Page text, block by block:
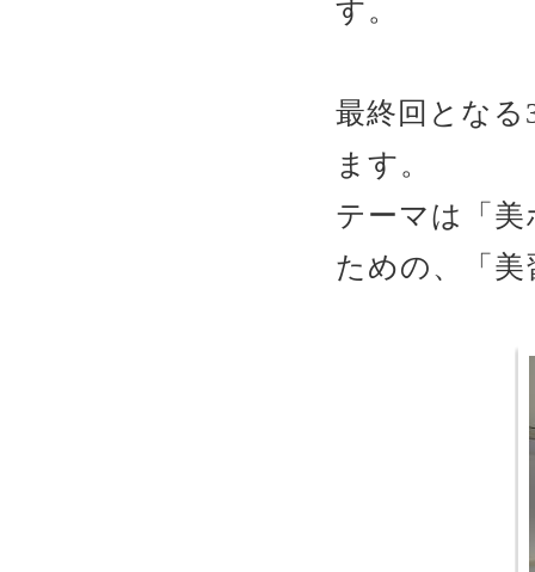
す。
最終回となる
ます。
テーマは「
ための、「